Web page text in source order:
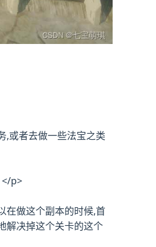
,或者去做一些法宝之类
</p>
在做这个副本的时候,首
解决掉这个关卡的这个